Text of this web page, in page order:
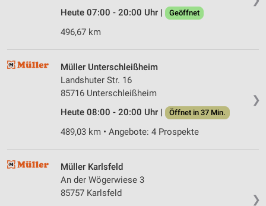
Heute 07:00 - 20:00 Uhr | Geöffnet
496,67 km
❯
Müller Unterschleißheim
Landshuter Str. 16
85716 Unterschleißheim
Heute 08:00 - 20:00 Uhr |
Öffnet in 37 Min.
489,03 km • Angebote: 4 Prospekte
❯
Müller Karlsfeld
An der Wögerwiese 3
85757 Karlsfeld